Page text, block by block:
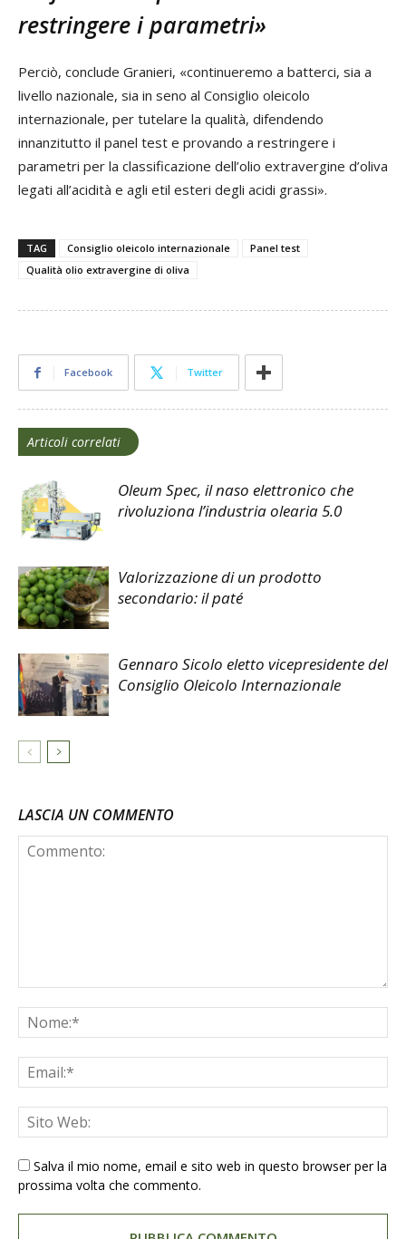
restringere i parametri»
Perciò, conclude Granieri, «continueremo a batterci, sia a
livello nazionale, sia in seno al Consiglio oleicolo
internazionale, per tutelare la qualità, difendendo
innanzitutto il panel test e provando a restringere i
parametri per la classificazione dell’olio extravergine d’oliva
legati all’acidità e agli etil esteri degli acidi grassi».
TAG Consiglio oleicolo internazionale
Panel test
Qualità olio extravergine di oliva
Facebook Twitter
Articoli correlati
Oleum Spec, il naso elettronico che
rivoluziona l’industria olearia 5.0
Valorizzazione di un prodotto
secondario: il paté
Gennaro Sicolo eletto vicepresidente del
Consiglio Oleicolo Internazionale
LASCIA UN COMMENTO
Salva il mio nome, email e sito web in questo browser per la
prossima volta che commento.